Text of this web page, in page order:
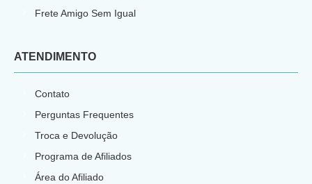
Frete Amigo Sem Igual
ATENDIMENTO
Contato
Perguntas Frequentes
Troca e Devolução
Programa de Afiliados
Área do Afiliado